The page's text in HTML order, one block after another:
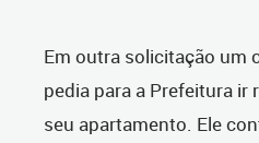
Em outra solicitação um
pedia para a Prefeitura ir
seu apartamento. Ele